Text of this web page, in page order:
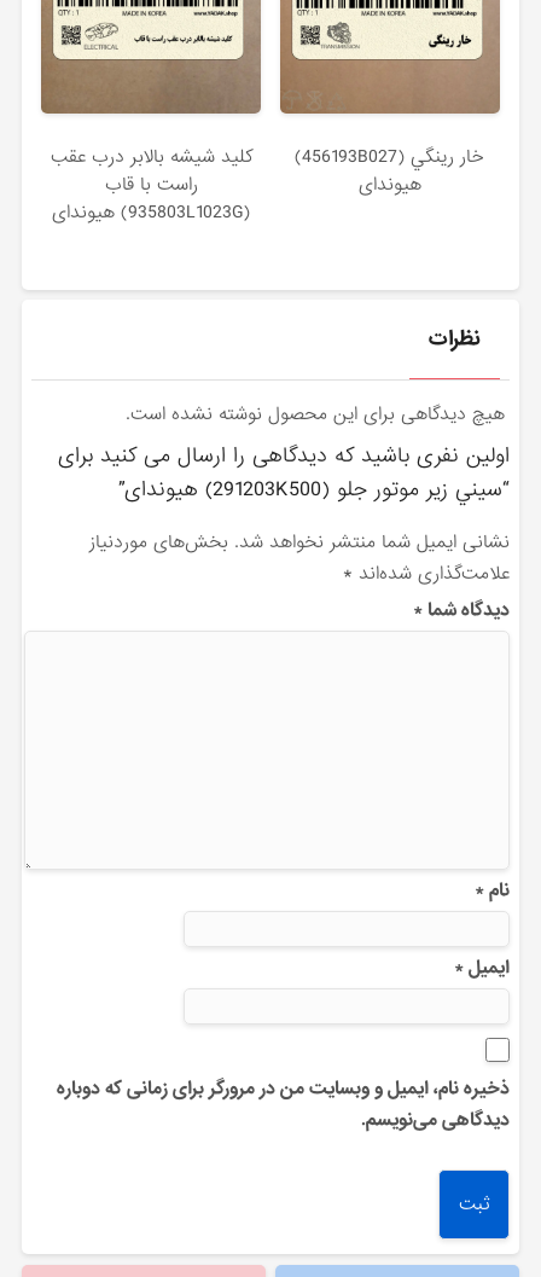
خار رينگي (456193B027)
هیوندای
كليد شيشه بالابر درب عقب
راست با قاب
(935803L1023G) هیوندای
نظرات
هیچ دیدگاهی برای این محصول نوشته نشده است.
اولین نفری باشید که دیدگاهی را ارسال می کنید برای
“سيني زير موتور جلو (291203K500) هیوندای”
نشانی ایمیل شما منتشر نخواهد شد. بخش‌های موردنیاز
علامت‌گذاری شده‌اند *
دیدگاه شما*
نام*
ایمیل*
ذخیره نام، ایمیل و وبسایت من در مرورگر برای زمانی که دوباره
دیدگاهی می‌نویسم.